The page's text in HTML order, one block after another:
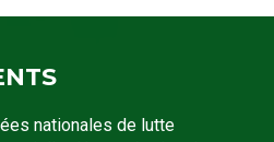
nationales de lutte